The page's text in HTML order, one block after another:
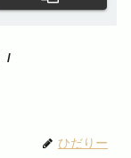
ひだりー